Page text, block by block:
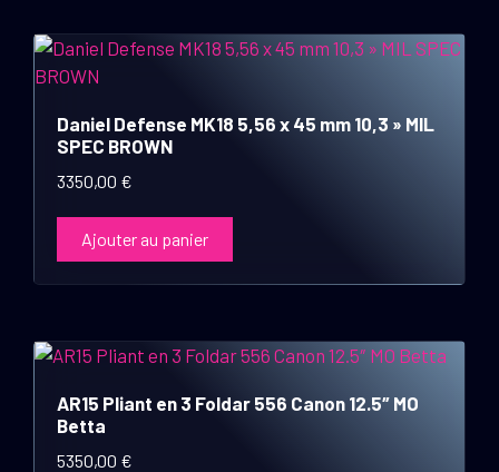
Daniel Defense MK18 5,56 x 45 mm 10,3 » MIL
SPEC BROWN
3350,00 €
Ajouter au panier
AR15 Pliant en 3 Foldar 556 Canon 12.5″ MO
Betta
5350,00 €